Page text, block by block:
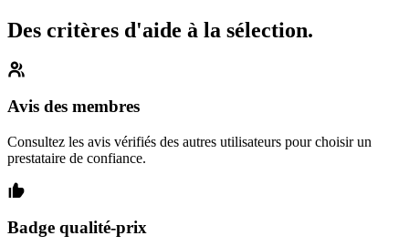
Des critères d'aide à la sélection.
Avis des membres
Consultez les avis vérifiés des autres utilisateurs pour choisir un
prestataire de confiance.
Badge qualité-prix